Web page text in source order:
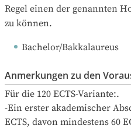
Regel einen der genannten
zu können.
Bachelor/Bakkalaureus
Anmerkungen zu den
Für die 120 ECTS-Variante:.
-Ein erster akademischer
ECTS, davon mindestens 60